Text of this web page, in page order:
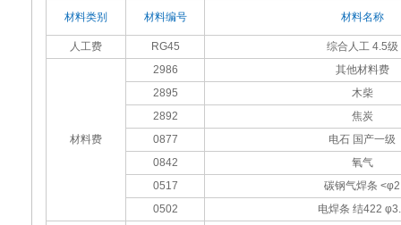
材料类别 材料编号 材料名称
人工费 RG45 综合人工 4.5级
材料费
2986
其他材料费
2895
木柴
2892
焦炭
0877
电石 国产一级
0842
氧气
0517
碳钢气焊条 <φ2
0502
电焊条 结422